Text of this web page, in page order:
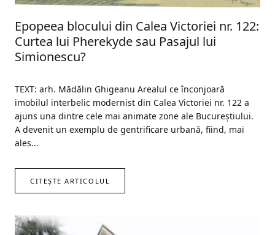
Epopeea blocului din Calea Victoriei nr. 122:
Curtea lui Pherekyde sau Pasajul lui
Simionescu?
TEXT: arh. Mădălin Ghigeanu Arealul ce înconjoară
imobilul interbelic modernist din Calea Victoriei nr. 122 a
ajuns una dintre cele mai animate zone ale Bucureștiului.
A devenit un exemplu de gentrificare urbană, fiind, mai
ales...
CITEȘTE ARTICOLUL